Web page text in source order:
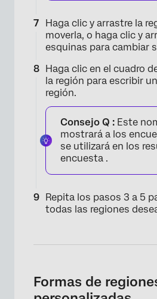
Haga clic y arrastre la
moverla, o haga clic y
esquinas para cambiar
Haga clic en el cuadro
la región para escribir
región.
Consejo Q : Este
mostrará a los
se utilizará en los
encuesta .
Repita los pasos 3 a 5
todas las regiones
Formas de